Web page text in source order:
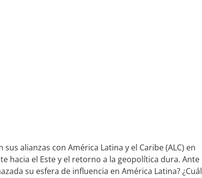
alianzas con América Latina y el Caribe (ALC) en
hacia el Este y el retorno a la geopolítica dura. Ante
su esfera de influencia en América Latina? ¿Cuál